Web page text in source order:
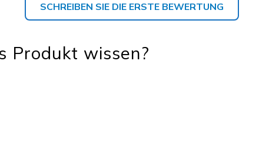
SCHREIBEN SIE DIE ERSTE BEWERTUNG
Produkt wissen?